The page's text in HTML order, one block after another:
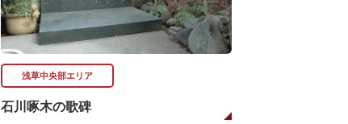
浅草中央部エリア
石川啄木の歌碑